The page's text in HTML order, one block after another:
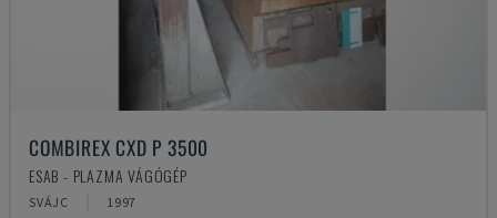
COMBIREX CXD P 3500
ESAB - PLAZMA VÁGÓGÉP
SVÁJC 1997